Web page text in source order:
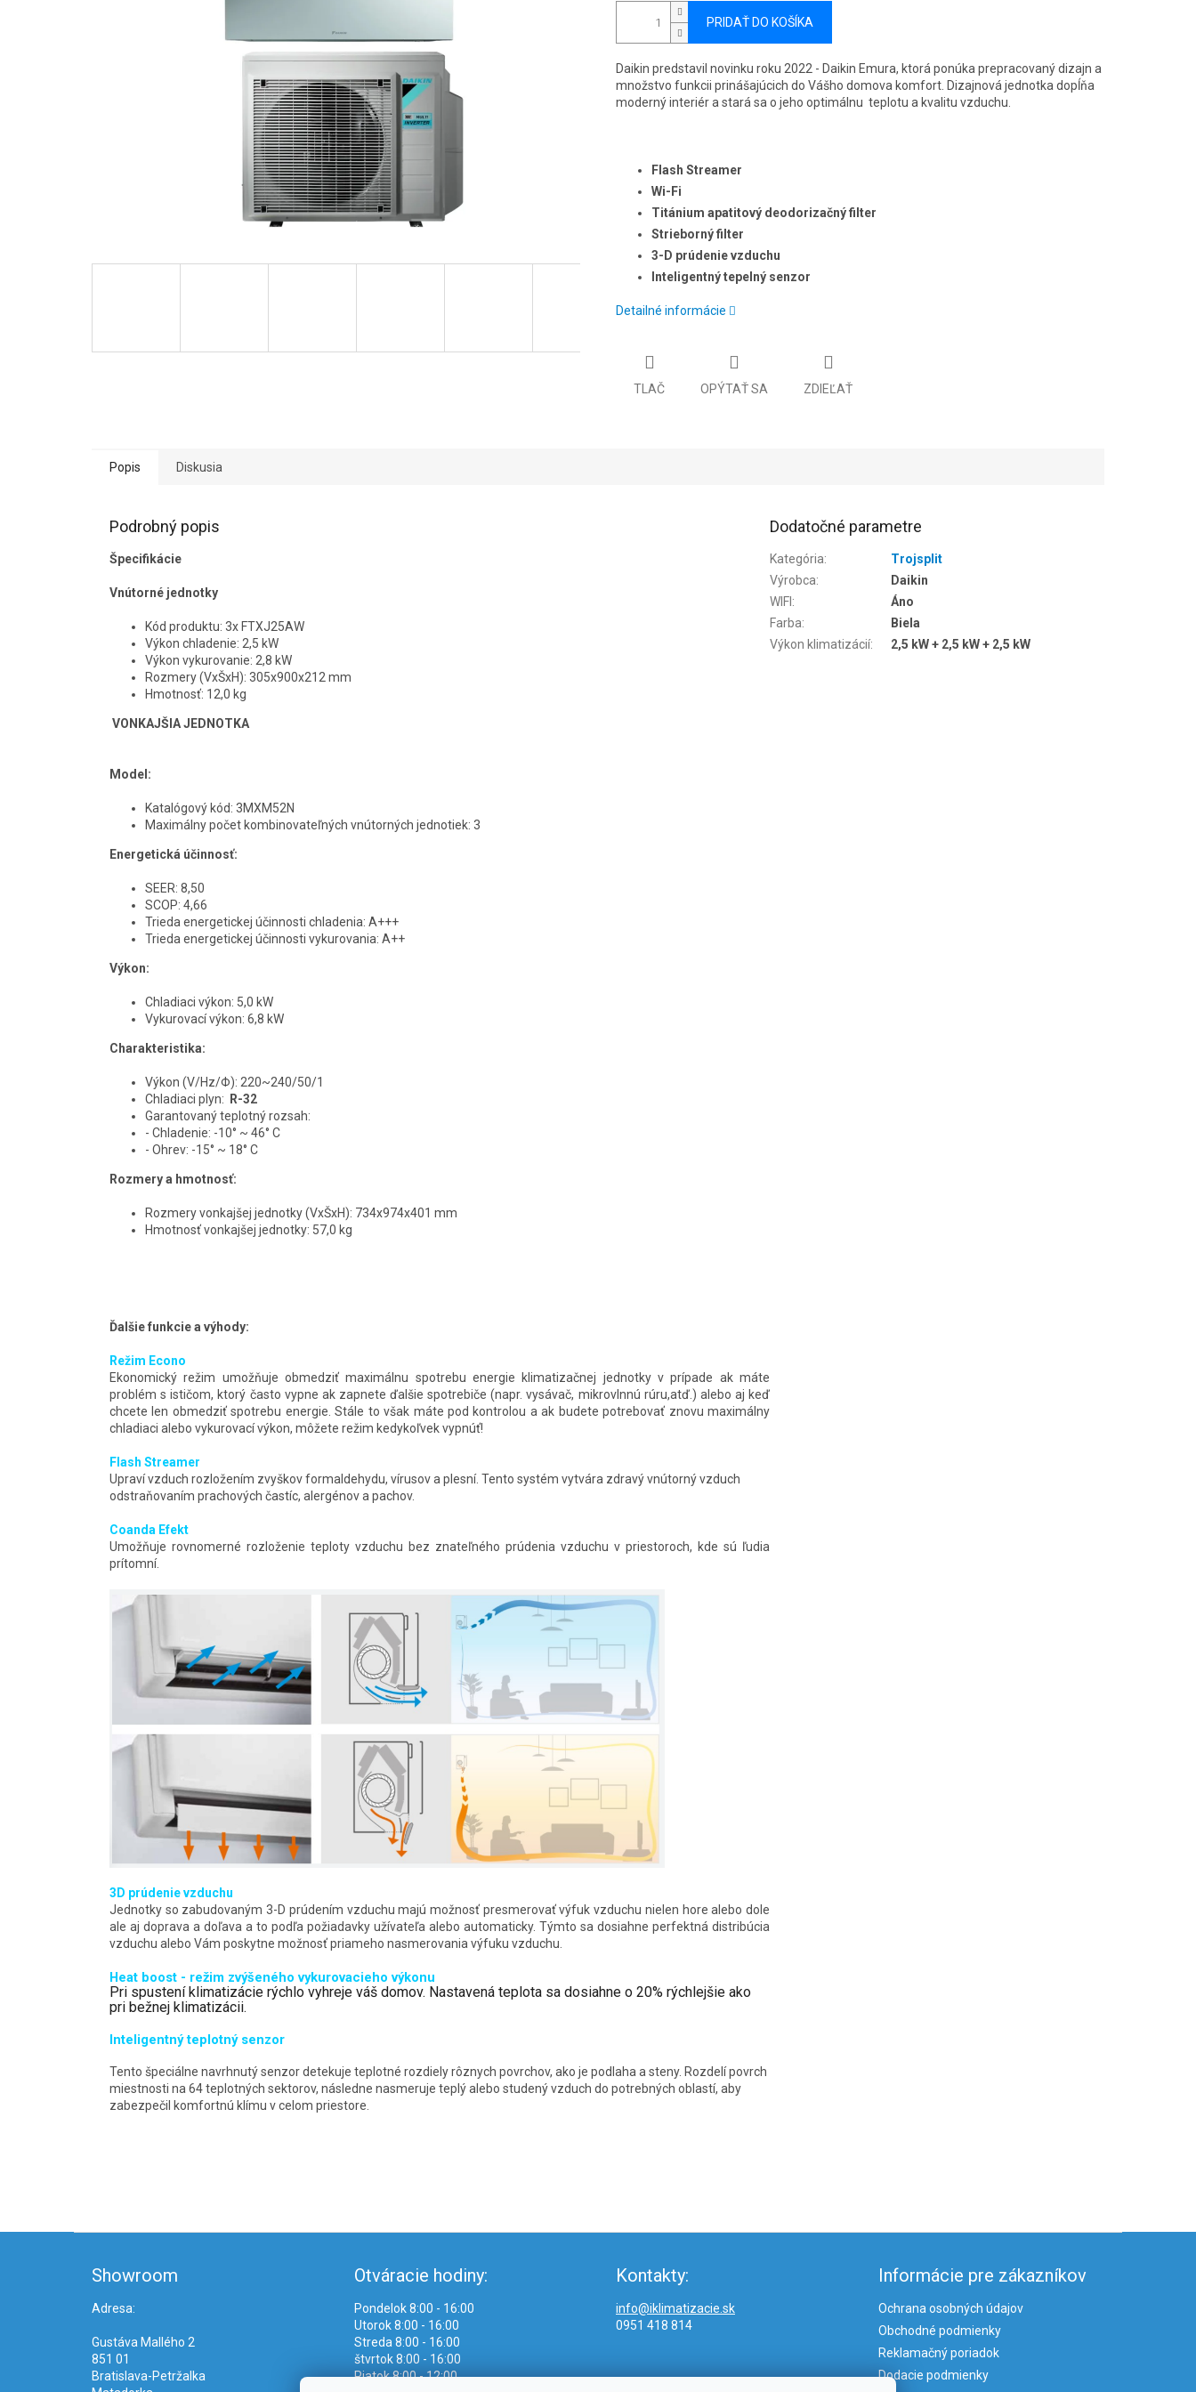
PRIDAŤ DO KOŠÍKA
Daikin predstavil novinku roku 2022 - Daikin Emura, ktorá ponúka prepracovaný dizajn a
množstvo funkcii prinášajúcich do Vášho domova komfort. Dizajnová jednotka dopĺňa
moderný interiér a stará sa o jeho optimálnu teplotu a kvalitu vzduchu.
Flash Streamer
Wi-Fi
Titánium apatitový deodorizačný filter
Strieborný filter
3-D prúdenie vzduchu
Inteligentný tepelný senzor
Detailné informácie
TLAČ OPÝTAŤ SA ZDIEĽAŤ
Popis Diskusia
Podrobný popis
Špecifikácie
Vnútorné jednotky
Kód produktu: 3x FTXJ25AW
Výkon chladenie: 2,5 kW
Výkon vykurovanie: 2,8 kW
Rozmery (VxŠxH): 305x900x212 mm
Hmotnosť: 12,0 kg
VONKAJŠIA JEDNOTKA
Model:
Katalógový kód: 3MXM52N
Maximálny počet kombinovateľných vnútorných jednotiek: 3
Energetická účinnosť:
SEER: 8,50
SCOP: 4,66
Trieda energetickej účinnosti chladenia: A+++
Trieda energetickej účinnosti vykurovania: A++
Výkon:
Chladiaci výkon: 5,0 kW
Vykurovací výkon: 6,8 kW
Charakteristika:
Výkon (V/Hz/Φ): 220~240/50/1
Chladiaci plyn:
R-32
Garantovaný teplotný rozsah:
- Chladenie: -10° ~ 46° C
- Ohrev: -15° ~ 18° C
Rozmery a hmotnosť:
Rozmery vonkajšej jednotky (VxŠxH): 734x974x401 mm
Hmotnosť vonkajšej jednotky: 57,0 kg
Ďalšie funkcie a výhody:
Režim Econo
Ekonomický režim umožňuje obmedziť maximálnu spotrebu energie klimatizačnej jednotky v prípade ak máte
problém s ističom, ktorý často vypne ak zapnete ďalšie spotrebiče (napr. vysávač, mikrovlnnú rúru,atď.) alebo aj keď
chcete len obmedziť spotrebu energie. Stále to však máte pod kontrolou a ak budete potrebovať znovu maximálny
chladiaci alebo vykurovací výkon, môžete režim kedykoľvek vypnúť!
Flash Streamer
Upraví vzduch rozložením zvyškov formaldehydu, vírusov a plesní. Tento systém vytvára zdravý vnútorný vzduch
odstraňovaním prachových častíc, alergénov a pachov.
Coanda Efekt
Umožňuje rovnomerné rozloženie teploty vzduchu bez znateľného prúdenia vzduchu v priestoroch, kde sú ľudia
prítomní.
3D prúdenie vzduchu
Jednotky so zabudovaným 3-D prúdením vzduchu majú možnosť presmerovať výfuk vzduchu nielen hore alebo dole
ale aj doprava a doľava a to podľa požiadavky užívateľa alebo automaticky. Týmto sa dosiahne perfektná distribúcia
vzduchu alebo Vám poskytne možnosť priameho nasmerovania výfuku vzduchu.
Heat boost - režim zvýšeného vykurovacieho výkonu
Pri spustení klimatizácie rýchlo vyhreje váš domov. Nastavená teplota sa dosiahne o 20% rýchlejšie ako
pri bežnej klimatizácii.
Inteligentný teplotný senzor
Tento špeciálne navrhnutý senzor detekuje teplotné rozdiely rôznych povrchov, ako je podlaha a steny. Rozdelí povrch
miestnosti na 64 teplotných sektorov, následne nasmeruje teplý alebo studený vzduch do potrebných oblastí, aby
zabezpečil komfortnú klímu v celom priestore.
Dodatočné parametre
Kategória:
Trojsplit
Výrobca:
Daikin
WIFI :
Áno
Farba:
Biela
Výkon klimatizácií: 2,5 kW + 2,5 kW + 2,5 kW
Showroom
Adresa:
Gustáva Mallého 2
851 01
Bratislava-Petržalka
Otváracie hodiny:
Pondelok 8:00 - 16:00
Utorok 8:00 - 16:00
Streda 8:00 - 16:00
štvrtok 8:00 - 16:00
Piatok 8:00 - 12:00
Kontakty:
info@iklimatizacie.sk
0951 418 814
Informácie pre zákazníkov
Ochrana osobných údajov
Obchodné podmienky
Reklamačný poriadok
Dodacie podmienky